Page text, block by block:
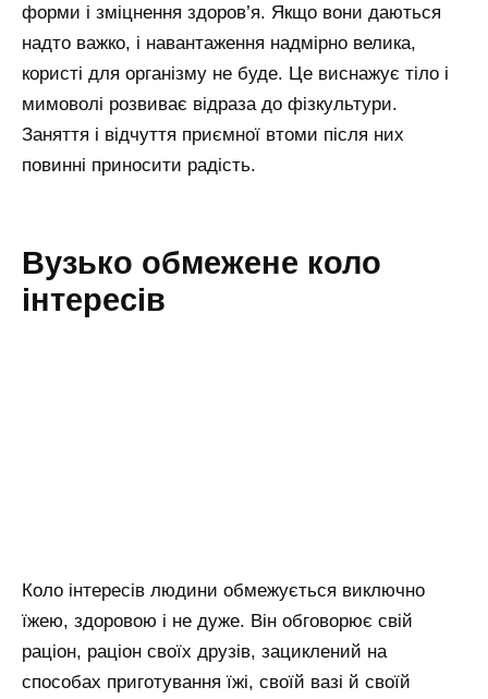
форми і зміцнення здоров’я. Якщо вони даються
надто важко, і навантаження надмірно велика,
користі для організму не буде. Це виснажує тіло і
мимоволі розвиває відраза до фізкультури.
Заняття і відчуття приємної втоми після них
повинні приносити радість.
Вузько обмежене коло
інтересів
Коло інтересів людини обмежується виключно
їжею, здоровою і не дуже. Він обговорює свій
раціон, раціон своїх друзів, зациклений на
способах приготування їжі, своїй вазі й своїй